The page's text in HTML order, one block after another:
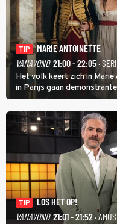
TIP
MARIE ANTOINETTE
VANAVOND 21:00 - 22:05·
Het volk keert zich in
in Parijs gaan
Marie Antoinette landgoed
kinderen veilig laten
TIP
LOS HET OP!
VANAVOND 21:01 - 21:52·